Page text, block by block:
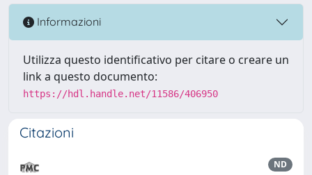
Informazioni
Utilizza questo identificativo per citare o creare un
link a questo documento:
https://hdl.handle.net/11586/406950
Citazioni
ND